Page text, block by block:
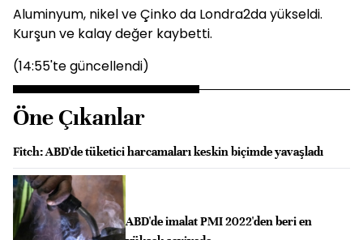
Aluminyum, nikel ve Çinko da Londra2da yükseldi.
Kurşun ve kalay değer kaybetti.
(14:55'te güncellendi)
Öne Çıkanlar
Fitch: ABD'de tüketici harcamaları keskin biçimde yavaşladı
ABD'de imalat PMI 2022'den beri en